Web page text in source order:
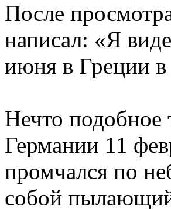
После
написал: «Я
июня в Греции
Нечто подобное
Германии 11
промчался по
собой